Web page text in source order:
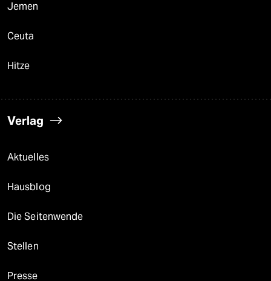
Jemen
Ceuta
Hitze
Verlag
Aktuelles
Hausblog
Die Seitenwende
Stellen
Presse